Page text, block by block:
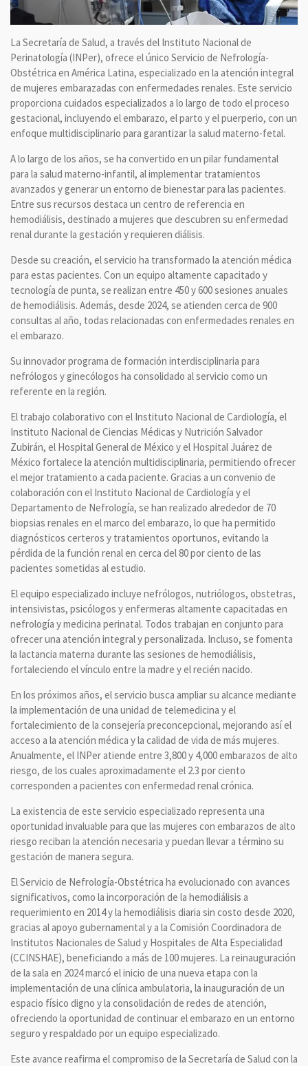
La Secretaría de Salud, a través del Instituto Nacional de
Perinatología (INPer), ofrece el único Servicio de Nefrología-
Obstétrica en América Latina, especializado en la atención integral
de mujeres embarazadas con enfermedades renales. Este servicio
proporciona cuidados especializados a lo largo de todo el proceso
gestacional, incluyendo el embarazo, el parto y el puerperio, con un
enfoque multidisciplinario para garantizar la salud materno-fetal.
A lo largo de los años, se ha convertido en un pilar fundamental
para la salud materno-infantil, al implementar tratamientos
avanzados y generar un entorno de bienestar para las pacientes.
Entre sus recursos destaca un centro de referencia en
hemodiálisis, destinado a mujeres que descubren su enfermedad
renal durante la gestación y requieren diálisis.
Desde su creación, el servicio ha transformado la atención médica
para estas pacientes. Con un equipo altamente capacitado y
tecnología de punta, se realizan entre 450 y 600 sesiones anuales
de hemodiálisis. Además, desde 2024, se atienden cerca de 900
consultas al año, todas relacionadas con enfermedades renales en
el embarazo.
Su innovador programa de formación interdisciplinaria para
nefrólogos y ginecólogos ha consolidado al servicio como un
referente en la región.
El trabajo colaborativo con el Instituto Nacional de Cardiología, el
Instituto Nacional de Ciencias Médicas y Nutrición Salvador
Zubirán, el Hospital General de México y el Hospital Juárez de
México fortalece la atención multidisciplinaria, permitiendo ofrecer
el mejor tratamiento a cada paciente. Gracias a un convenio de
colaboración con el Instituto Nacional de Cardiología y el
Departamento de Nefrología, se han realizado alrededor de 70
biopsias renales en el marco del embarazo, lo que ha permitido
diagnósticos certeros y tratamientos oportunos, evitando la
pérdida de la función renal en cerca del 80 por ciento de las
pacientes sometidas al estudio.
El equipo especializado incluye nefrólogos, nutriólogos, obstetras,
intensivistas, psicólogos y enfermeras altamente capacitadas en
nefrología y medicina perinatal. Todos trabajan en conjunto para
ofrecer una atención integral y personalizada. Incluso, se fomenta
la lactancia materna durante las sesiones de hemodiálisis,
fortaleciendo el vínculo entre la madre y el recién nacido.
En los próximos años, el servicio busca ampliar su alcance mediante
la implementación de una unidad de telemedicina y el
fortalecimiento de la consejería preconcepcional, mejorando así el
acceso a la atención médica y la calidad de vida de más mujeres.
Anualmente, el INPer atiende entre 3,800 y 4,000 embarazos de alto
riesgo, de los cuales aproximadamente el 2.3 por ciento
corresponden a pacientes con enfermedad renal crónica.
La existencia de este servicio especializado representa una
oportunidad invaluable para que las mujeres con embarazos de alto
riesgo reciban la atención necesaria y puedan llevar a término su
gestación de manera segura.
El Servicio de Nefrología-Obstétrica ha evolucionado con avances
significativos, como la incorporación de la hemodiálisis a
requerimiento en 2014 y la hemodiálisis diaria sin costo desde 2020,
gracias al apoyo gubernamental y a la Comisión Coordinadora de
Institutos Nacionales de Salud y Hospitales de Alta Especialidad
(CCINSHAE), beneficiando a más de 100 mujeres. La reinauguración
de la sala en 2024 marcó el inicio de una nueva etapa con la
implementación de una clínica ambulatoria, la inauguración de un
espacio físico digno y la consolidación de redes de atención,
ofreciendo la oportunidad de continuar el embarazo en un entorno
seguro y respaldado por un equipo especializado.
Este avance reafirma el compromiso de la Secretaría de Salud con la